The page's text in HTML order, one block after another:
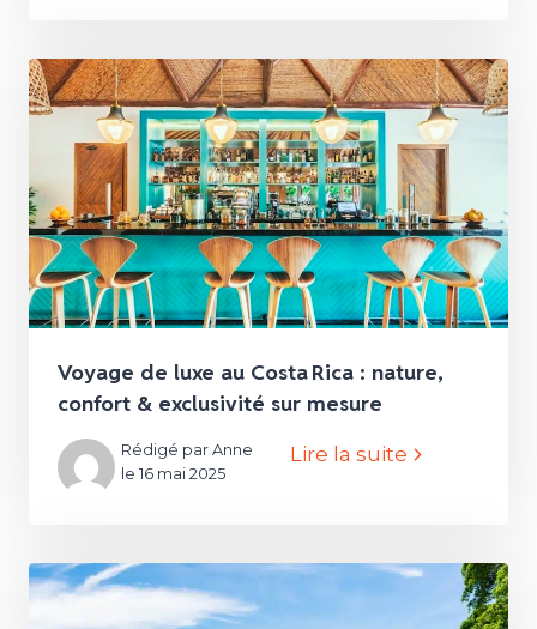
Voyage de luxe au Costa Rica : nature,
confort & exclusivité sur mesure
Rédigé par Anne
le 16 mai 2025
Lire la suite